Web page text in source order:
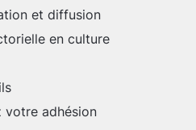
et diffusion
en culture
votre adhésion